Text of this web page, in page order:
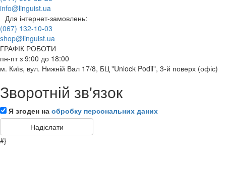
info@linguist.ua
Для інтернет-замовлень:
(067) 132-10-03
shop@linguist.ua
ГРАФІК РОБОТИ
пн-пт з 9:00 до 18:00
м. Київ, вул. Нижній Вал 17/8, БЦ "Unlock Podil", 3-й поверх (офіс)
Зворотній зв'язок
Я згоден на обробку персональних даних
#}